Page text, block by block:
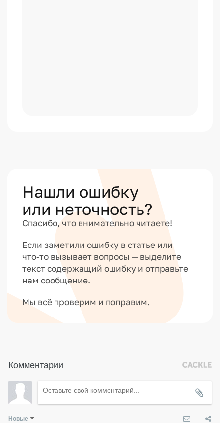
Нашли ошибку
или неточность?
Спасибо, что внимательно читаете!
Если заметили ошибку в статье или
что‑то вызывает вопросы — выделите
текст содержащий ошибку и отправьте
нам сообщение.
Мы всё проверим и поправим.
Комментарии
Новые